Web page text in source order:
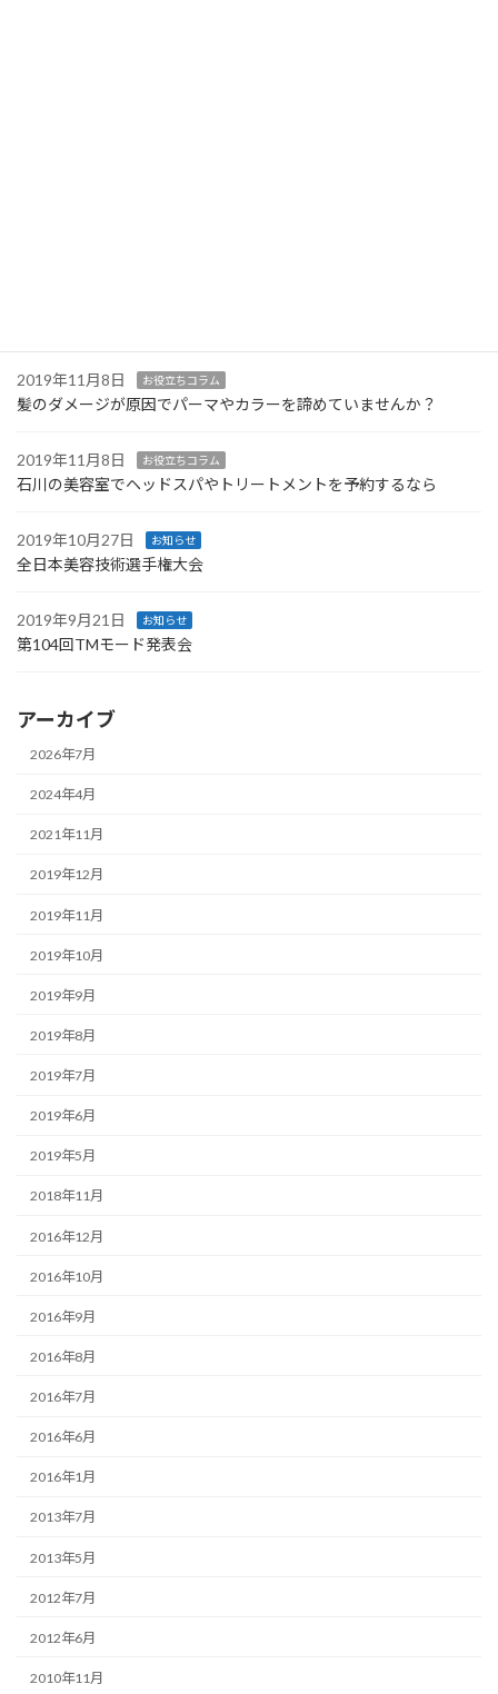
2019年11月8日 お役立ちコラム
髪のダメージが原因でパーマやカラーを諦めていませんか？
2019年11月8日 お役立ちコラム
石川の美容室でヘッドスパやトリートメントを予約するなら
2019年10月27日 お知らせ
全日本美容技術選手権大会
2019年9月21日 お知らせ
第104回TMモード発表会
アーカイブ
2026年7月
2024年4月
2021年11月
2019年12月
2019年11月
2019年10月
2019年9月
2019年8月
2019年7月
2019年6月
2019年5月
2018年11月
2016年12月
2016年10月
2016年9月
2016年8月
2016年7月
2016年6月
2016年1月
2013年7月
2013年5月
2012年7月
2012年6月
2010年11月